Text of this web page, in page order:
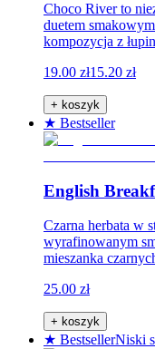
Choco River to
duetem
kompozycja z
19.00 zł15.20 zł
+ koszyk
★ Bestseller
English
Czarna herbata w
wyrafinowanym
mieszanka
25.00 zł
+ koszyk
★ BestsellerNiski